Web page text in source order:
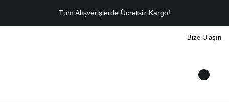
Tüm Alışverişlerde Ücretsiz Kargo!
Bize Ulaşın